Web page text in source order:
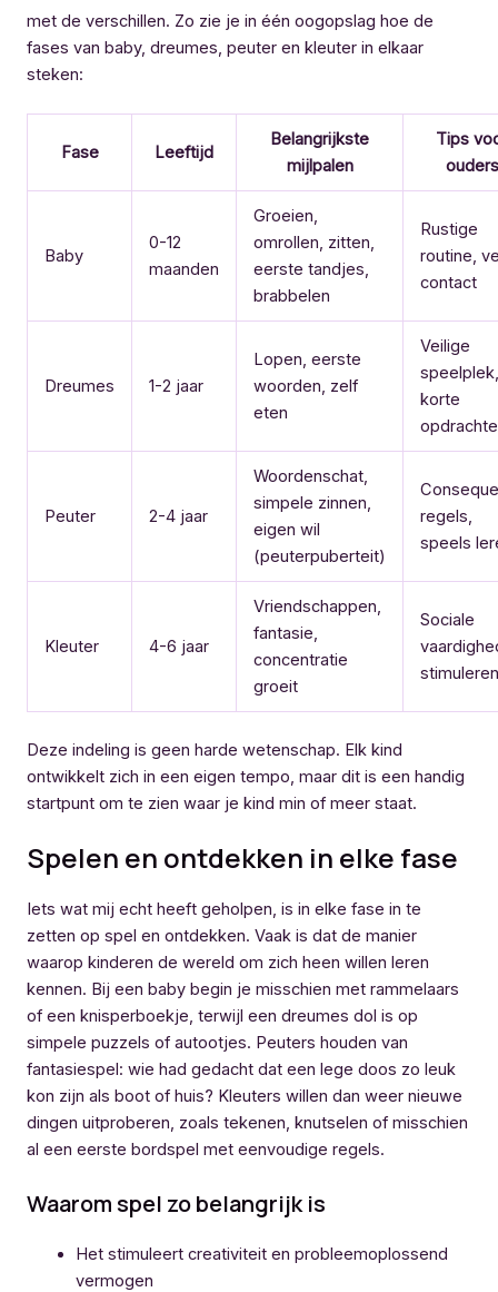
met de verschillen. Zo zie je in één oogopslag hoe de
fases van baby, dreumes, peuter en kleuter in elkaar
steken:
Fase Leeftijd
Belangrijkste
mijlpalen
Tips
ouders
Baby
0-12
maanden
Groeien,
omrollen, zitten,
eerste tandjes,
brabbelen
Rustige
routine,
contact
Dreumes 1-2 jaar
Lopen, eerste
woorden, zelf
eten
Veilige
speelplek,
korte
Peuter 2-4 jaar
Woordenschat,
simpele zinnen,
eigen wil
(peuterpuberteit)
regels,
speels
Kleuter 4-6 jaar
Vriendschappen,
fantasie,
concentratie
groeit
Sociale
stimuleren
Deze indeling is geen harde wetenschap. Elk kind
ontwikkelt zich in een eigen tempo, maar dit is een handig
startpunt om te zien waar je kind min of meer staat.
Spelen en ontdekken in elke fase
Iets wat mij echt heeft geholpen, is in elke fase in te
zetten op spel en ontdekken. Vaak is dat de manier
waarop kinderen de wereld om zich heen willen leren
kennen. Bij een baby begin je misschien met rammelaars
of een knisperboekje, terwijl een dreumes dol is op
simpele puzzels of autootjes. Peuters houden van
fantasiespel: wie had gedacht dat een lege doos zo leuk
kon zijn als boot of huis? Kleuters willen dan weer nieuwe
dingen uitproberen, zoals tekenen, knutselen of misschien
al een eerste bordspel met eenvoudige regels.
Waarom spel zo belangrijk is
Het stimuleert creativiteit en probleemoplossend
vermogen